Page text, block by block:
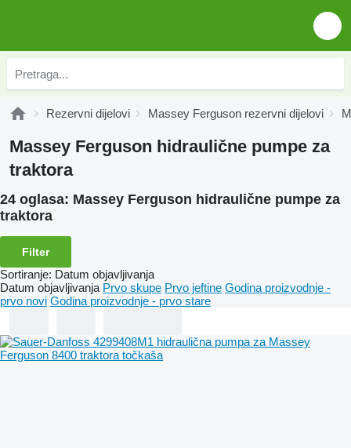
Rezervni dijelovi Massey Ferguson rezervni dijelovi
Massey Ferguson hidraulične pumpe za
traktora
24 oglasa: Massey Ferguson hidraulične pumpe za
traktora
Filter
Sortiranje: Datum objavljivanja
Datum objavljivanja Prvo skupe Prvo jeftine Godina proizvodnje -
prvo novi Godina proizvodnje - prvo stare